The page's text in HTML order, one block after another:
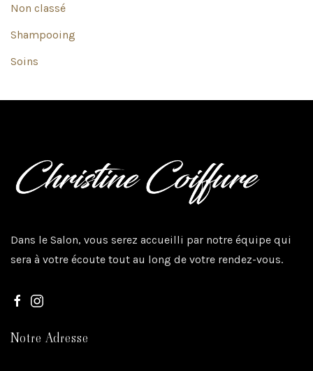
Non classé
Shampooing
Soins
Dans le Salon, vous serez accueilli par notre équipe qui
sera à votre écoute tout au long de votre rendez-vous.
Notre Adresse